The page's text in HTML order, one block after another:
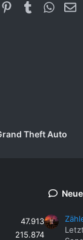
PinterestTumblr
Theft Auto
47.913
215.874